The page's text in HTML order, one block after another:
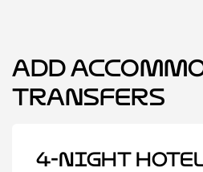
Add
Transfers
4-Night